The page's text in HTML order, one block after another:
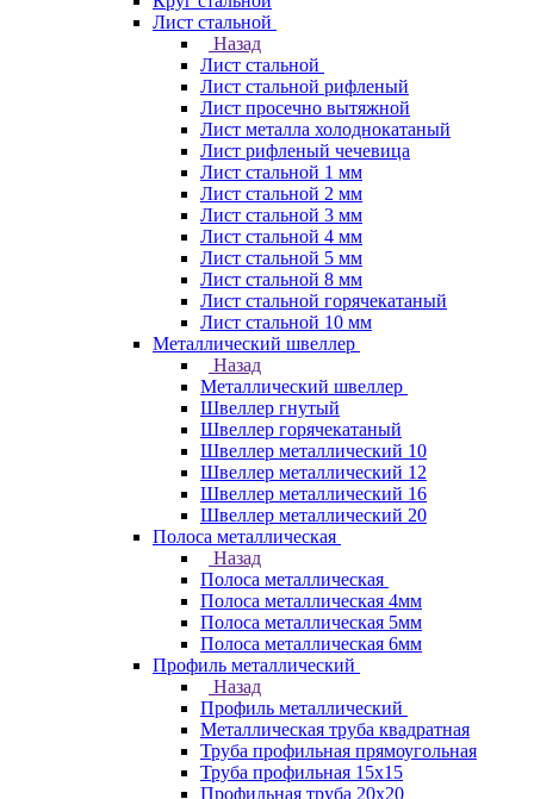
Лист стальной
Назад
Лист стальной
Лист стальной рифленый
Лист просечно вытяжной
Лист металла холоднокатаный
Лист рифленый чечевица
Лист стальной 1 мм
Лист стальной 2 мм
Лист стальной 3 мм
Лист стальной 4 мм
Лист стальной 5 мм
Лист стальной 8 мм
Лист стальной горячекатаный
Лист стальной 10 мм
Металлический швеллер
Назад
Металлический швеллер
Швеллер гнутый
Швеллер горячекатаный
Швеллер металлический 10
Швеллер металлический 12
Швеллер металлический 16
Швеллер металлический 20
Полоса металлическая
Назад
Полоса металлическая
Полоса металлическая 4мм
Полоса металлическая 5мм
Полоса металлическая 6мм
Профиль металлический
Назад
Профиль металлический
Металлическая труба квадратная
Труба профильная прямоугольная
Труба профильная 15х15
Профильная труба 20х20